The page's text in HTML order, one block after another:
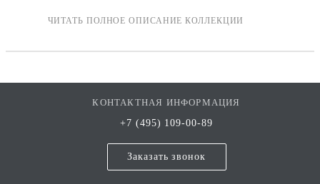
КОНТАКТНАЯ ИНФОРМАЦИЯ
+7 (495) 109-00-89
Заказать звонок